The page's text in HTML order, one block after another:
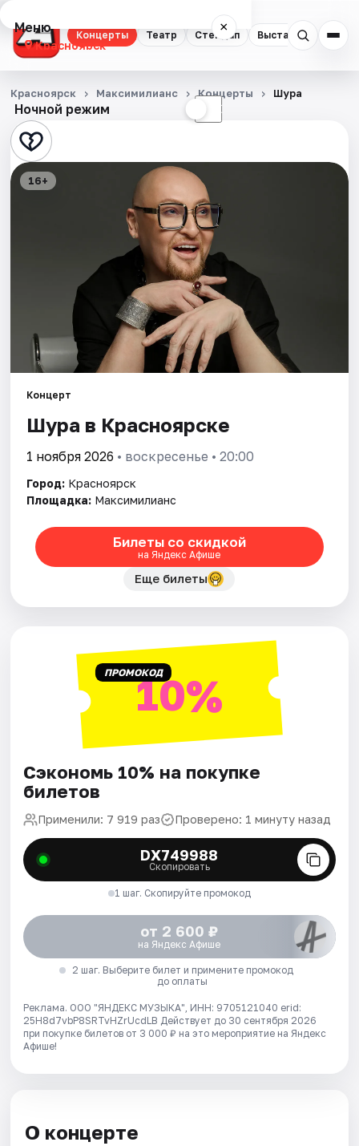
Концерты Театр Стендап Выставки
Меню ×
Красноярск
Концерты
Театр
Стендап
События
Города
Площадки
Рейтинги
Ночной режим ☾
Красноярск Максимилианс Концерты Шура
16+
Концерт
Шура в Красноярске
1 ноября 2026 • воскресенье • 20:00
Город: Красноярск
Площадка: Максимилианс
Билеты со скидкой
на Яндекс Афише
Еще билеты
ПРОМОКОД10%
Сэкономь 10% на покупке
билетов
Применили: 7 919 раз Проверено: 1 минуту назад
DX749988
Скопировать
1 шаг. Скопируйте промокод
от 2 600 ₽
на Яндекс Афише
2 шаг. Выберите билет и примените промокод
до оплаты
Реклама. ООО "ЯНДЕКС МУЗЫКА", ИНН: 9705121040 erid:
25H8d7vbP8SRTvHZrUcdLB Действует до 30 сентября 2026
при покупке билетов от 3 000 ₽ на это мероприятие на Яндекс
Афише!
О концерте